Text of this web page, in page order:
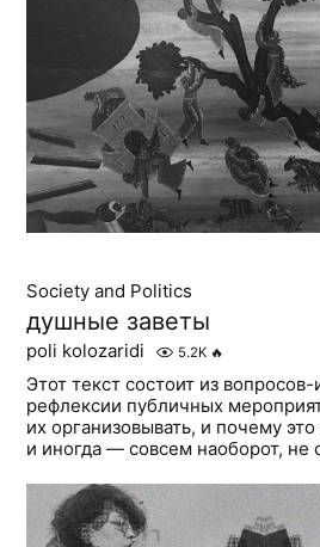
Society and Politics
душные заветы
poli kolozaridi 5.2K 🔥
Этот текст состоит из
рефлексии публичных
их организовывать, и почему это
и иногда — совсем наоборот, не